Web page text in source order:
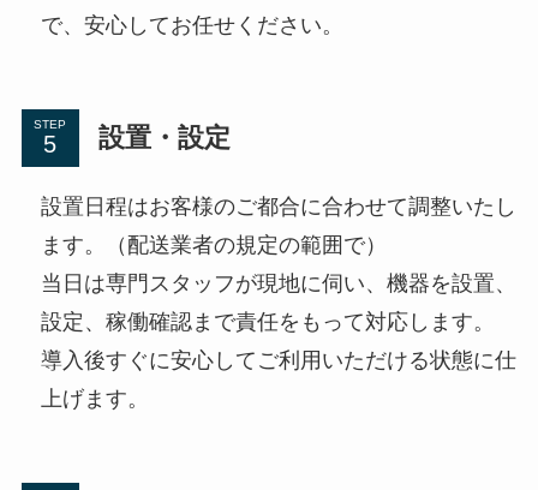
で、安心してお任せください。
STEP 設置・設定
設置日程はお客様のご都合に合わせて調整いたし
ます。（配送業者の規定の範囲で）
当日は専門スタッフが現地に伺い、機器を設置、
設定、稼働確認まで責任をもって対応します。
導入後すぐに安心してご利用いただける状態に仕
上げます。